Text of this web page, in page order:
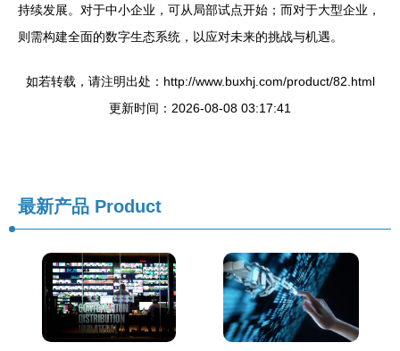
持续发展。对于中小企业，可从局部试点开始；而对于大型企业，
则需构建全面的数字生态系统，以应对未来的挑战与机遇。
如若转载，请注明出处：http://www.buxhj.com/product/82.html
更新时间：2026-08-08 03:17:41
最新产品 Product